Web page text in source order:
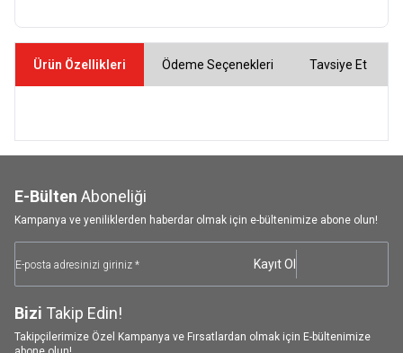
Ürün Özellikleri Ödeme Seçenekleri Tavsiye Et
E-Bülten Aboneliği
Kampanya ve yeniliklerden haberdar olmak için e-bültenimize abone olun!
Kayıt Ol
Bizi Takip Edin!
Takipçilerimize Özel Kampanya ve Fırsatlardan olmak için E-bültenimize